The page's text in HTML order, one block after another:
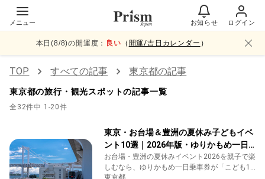
メニュー お知らせ ログイン
本日(8/8)の開運度： 良い （ 開運/吉日カレンダー ）
TOP すべての記事 東京都の記事
東京都の旅行・観光スポットの記事一覧
全32件中 1-20件
東京・お台場＆豊洲の夏休み子どもイベ
ント10選｜2026年版・ゆりかもめ一日
乗車券で回る親子モデルコース
お台場・豊洲の夏休みイベント2026を親子で楽
しむなら、ゆりかもめ一日乗車券が「こども10
東京都